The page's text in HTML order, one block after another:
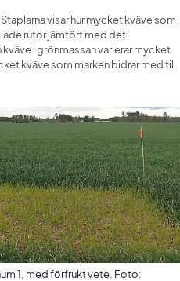
visar hur mycket kväve som
rutor jämfört med det
i grönmassan varierar mycket
kväve som marken bidrar med till
1, med förfrukt vete. Foto: